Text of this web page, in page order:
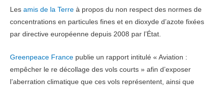
Les amis de la Terre à propos du non respect des normes de
concentrations en particules fines et en dioxyde d’azote fixées
par directive européenne depuis 2008 par l’État.
Greenpeace France publie un rapport intitulé « Aviation :
empêcher le re décollage des vols courts » afin d’exposer
l’aberration climatique que ces vols représentent, ainsi que